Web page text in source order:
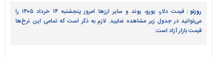
روزنو :
قیمت دلار، یورو، پوند و سایر ارز‌ها امروز پنجشنبه ۱۴ خرداد ۱۴۰۵ را
می‌توانید در جدول زیر مشاهده نمایید. لازم به ذکر است که تمامی این نرخ‌ها
قیمت بازار آزاد است.